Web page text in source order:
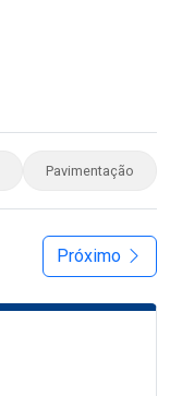
Pavimentação
Próximo